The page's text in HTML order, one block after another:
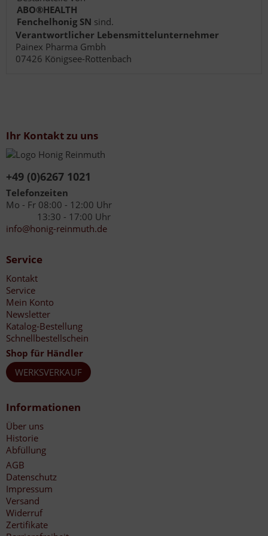
ABO®HEALTH
Fenchelhonig SN sind.
Verantwortlicher Lebensmittelunternehmer
Painex Pharma Gmbh
07426 Königsee-Rottenbach
Ihr Kontakt zu uns
+49 (0)6267 1021
Telefonzeiten
Mo - Fr 08:00 - 12:00 Uhr
13:30 - 17:00 Uhr
info@honig-reinmuth.de
Service
Kontakt
Service
Mein Konto
Newsletter
Katalog-Bestellung
Schnellbestellschein
Shop für Händler
WERKSVERKAUF
Informationen
Über uns
Historie
Abfüllung
AGB
Datenschutz
Impressum
Versand
Widerruf
Zertifikate